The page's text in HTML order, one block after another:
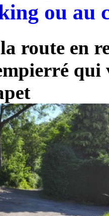
ou au
route en
qui